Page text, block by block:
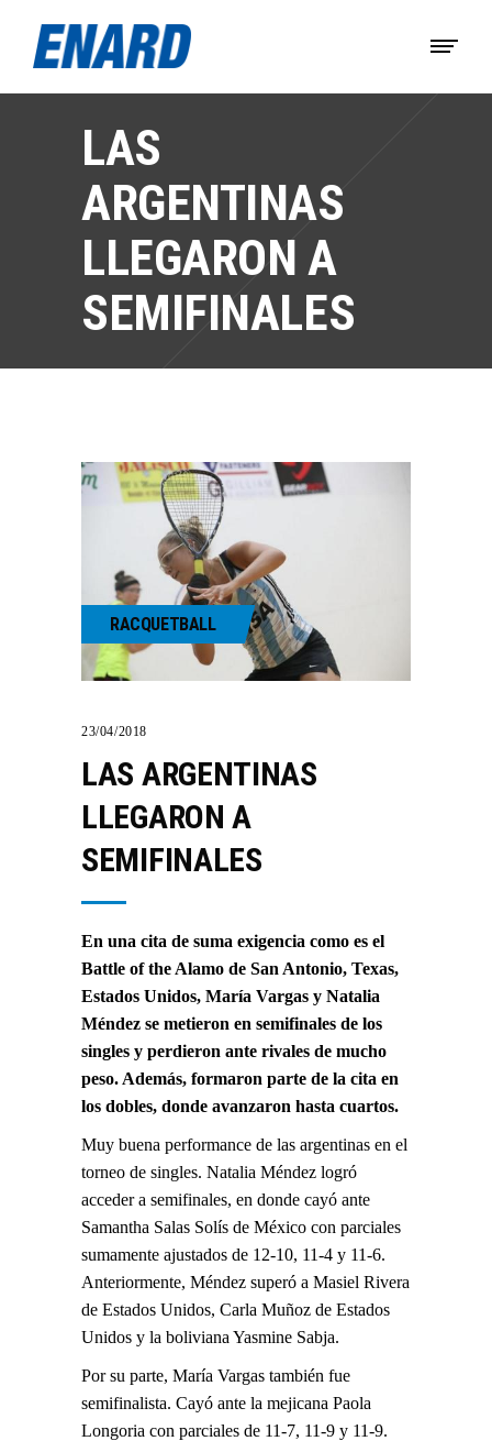
LAS
ARGENTINAS
LLEGARON A
SEMIFINALES
RACQUETBALL
23/04/2018
LAS ARGENTINAS
LLEGARON A
SEMIFINALES
En una cita de suma exigencia como es el
Battle of the Alamo de San Antonio, Texas,
Estados Unidos, María Vargas y Natalia
Méndez se metieron en semifinales de los
singles y perdieron ante rivales de mucho
peso. Además, formaron parte de la cita en
los dobles, donde avanzaron hasta cuartos.
Muy buena performance de las argentinas en el
torneo de singles. Natalia Méndez logró
acceder a semifinales, en donde cayó ante
Samantha Salas Solís de México con parciales
sumamente ajustados de 12-10, 11-4 y 11-6.
Anteriormente, Méndez superó a Masiel Rivera
de Estados Unidos, Carla Muñoz de Estados
Unidos y la boliviana Yasmine Sabja.
Por su parte, María Vargas también fue
semifinalista. Cayó ante la mejicana Paola
Longoria con parciales de 11-7, 11-9 y 11-9.